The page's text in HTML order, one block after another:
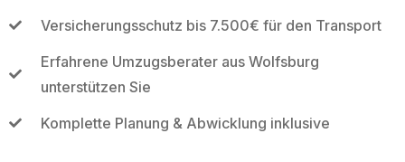
Versicherungsschutz bis 7.500€ für den Transport
Erfahrene Umzugsberater aus Wolfsburg
unterstützen Sie
Komplette Planung & Abwicklung inklusive